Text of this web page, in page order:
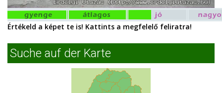
Értékeld a képet te is! Kattints a megfelelő feliratra!
Suche auf der Karte